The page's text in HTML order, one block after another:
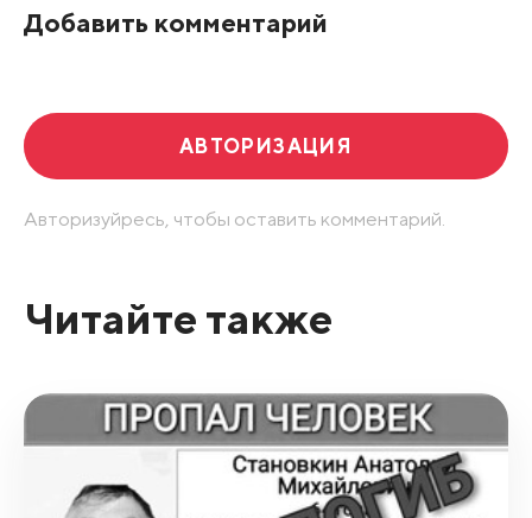
Добавить комментарий
АВТОРИЗАЦИЯ
Авторизуйресь, чтобы оставить комментарий.
Читайте также